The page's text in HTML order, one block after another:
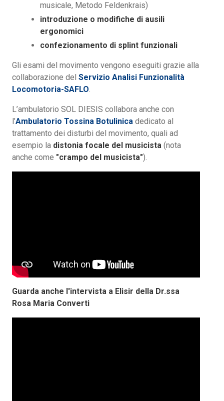
musicale, Metodo Feldenkrais)
introduzione o modifiche di ausili
ergonomici
confezionamento di splint funzionali
Gli esami del movimento vengono eseguiti grazie alla
collaborazione del Servizio Analisi Funzionalità
Locomotoria-SAFLO.
L’ambulatorio SOL DIESIS collabora anche con
l’Ambulatorio Tossina Botulinica dedicato al
trattamento dei disturbi del movimento, quali ad
esempio la distonia focale del musicista (nota
anche come "crampo del musicista").
Guarda anche l'intervista a Elisir della Dr.ssa
Rosa Maria Converti